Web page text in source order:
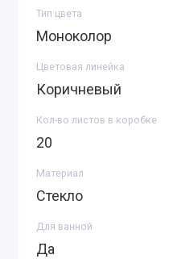
Тип цвета
Моноколор
Цветовая линейка
Коричневый
Кол-во листов в коробке
20
Материал
Стекло
Для ванной
Да